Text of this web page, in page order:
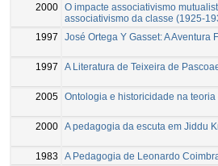
2000 O impacte associativismo
associativismo da classe (1925-
1997
José Ortega Y Gasset: A Aventura
1997
A Literatura de Teixeira de
2005 Ontologia e historicidade na
2000 A pedagogia da escuta em Jiddu
1983
A Pedagogia de Leonardo